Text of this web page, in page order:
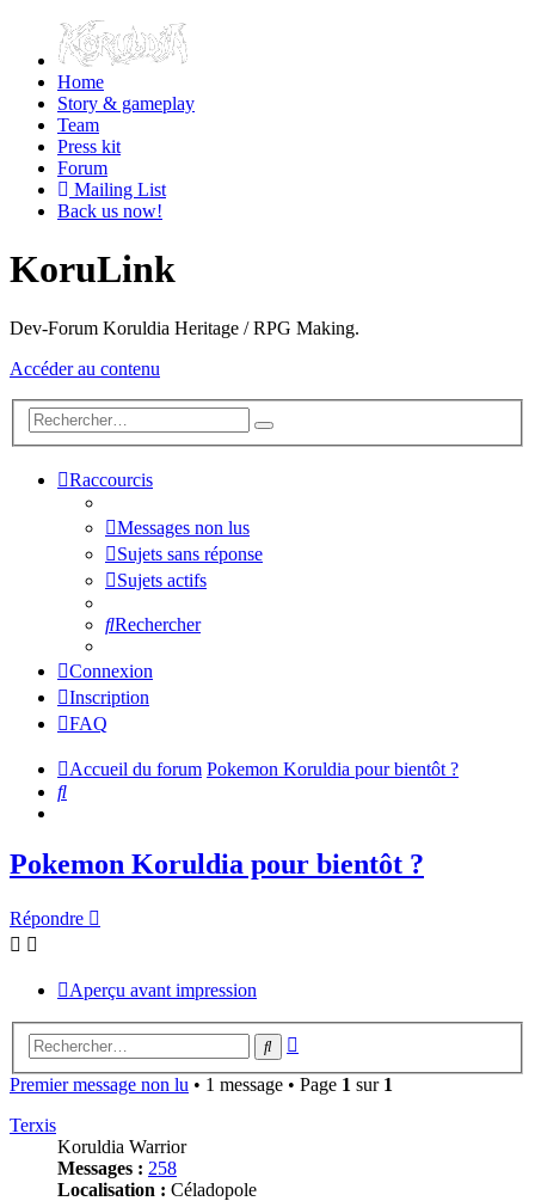
Home
Story & gameplay
Team
Press kit
Forum
Mailing List
Back us now!
KoruLink
Dev-Forum Koruldia Heritage / RPG Making.
Accéder au contenu
Raccourcis
Messages non lus
Sujets sans réponse
Sujets actifs
Rechercher
Connexion
Inscription
FAQ
Accueil du forum Pokemon Koruldia pour bientôt ?
Rechercher
Pokemon Koruldia pour bientôt ?
Répondre
Aperçu avant impression
Rechercher
Premier message non lu • 1 message • Page 1 sur 1
Terxis
Koruldia Warrior
Messages : 258
Localisation : Céladopole